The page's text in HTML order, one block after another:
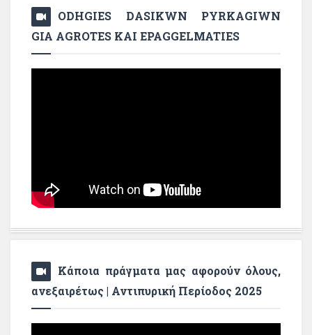
ODHGIES DASIKWN PYRKAGIWN
GIA AGROTES KAI EPAGGELMATIES
Κάποια πράγματα μας αφορούν όλους,
ανεξαιρέτως | Αντιπυρική Περίοδος 2025